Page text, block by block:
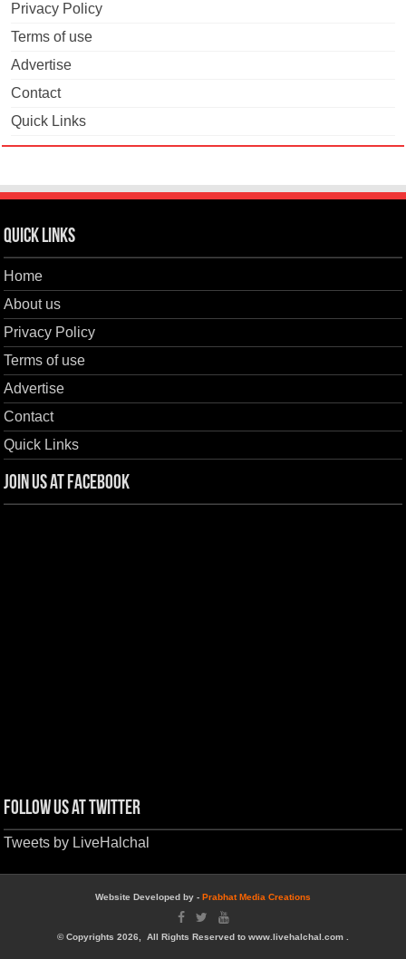
Privacy Policy
Terms of use
Advertise
Contact
Quick Links
Quick Links
Home
About us
Privacy Policy
Terms of use
Advertise
Contact
Quick Links
Join us at Facebook
Follow us at Twitter
Tweets by LiveHalchal
Website Developed by - Prabhat Media Creations
© Copyrights 2026, All Rights Reserved to www.livehalchal.com .